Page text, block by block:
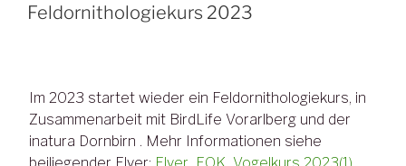
AM
Feldornithologiekurs 2023
Im 2023 startet wieder ein Feldornithologiekurs, in
Zusammenarbeit mit BirdLife Vorarlberg und der
inatura Dornbirn . Mehr Informationen siehe